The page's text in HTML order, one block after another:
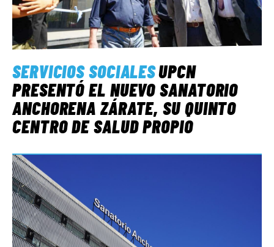
SERVICIOS SOCIALESUPCN
PRESENTÓ EL NUEVO SANATORIO
ANCHORENA ZÁRATE, SU QUINTO
CENTRO DE SALUD PROPIO